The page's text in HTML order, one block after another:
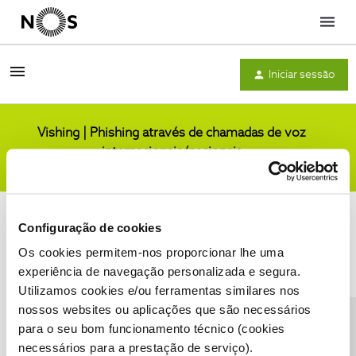
Configuração de cookies
Os cookies permitem-nos proporcionar lhe uma
experiência de navegação personalizada e segura.
Utilizamos cookies e/ou ferramentas similares nos
nossos websites ou aplicações que são necessários
para o seu bom funcionamento técnico (cookies
necessários para a prestação de serviço).
Menu
Iniciar sessão
Vishing | Phishing através de chamadas de voz
internacionais/nacionais
Condições do Fórum NOS Accessibility statement